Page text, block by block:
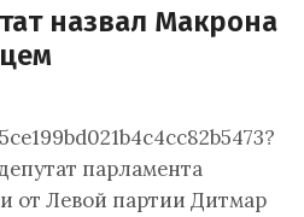
назвал Макрона
парламента
от Левой партии Дитмар